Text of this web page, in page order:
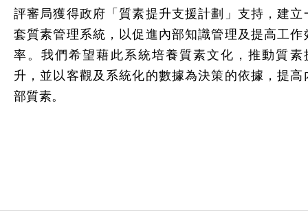
評審局獲得政府「質素提升支援計劃」支持，建立
套質素管理系統，以促進內部知識管理及提高工作
率。我們希望藉此系統培養質素文化，推動質素
升，並以客觀及系統化的數據為決策的依據，提高
部質素。